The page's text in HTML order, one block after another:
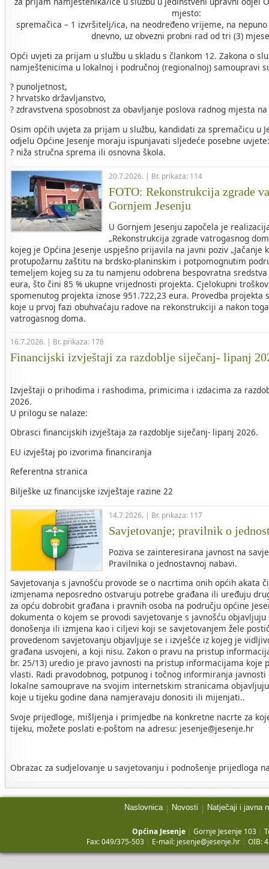
mjesto:
spremačica – 1 izvršitelj/ica, na neodređeno vrijeme, na
dnevno, uz obvezni probni rad od tri (3)
Opći uvjeti za prijam u službu u skladu s člankom 12. Zakona o
namještenicima u lokalnoj i područnoj (regionalnoj) samoupravi
? punoljetnost,
? hrvatsko državljanstvo,
? zdravstvena sposobnost za obavljanje poslova radnog mjesta
Osim općih uvjeta za prijam u službu, kandidati za spremačicu u
odjelu Općine Jesenje moraju ispunjavati sljedeće posebne uvjete:
? niža stručna sprema ili osnovna škola.
20.7.2026. | Br. prikaza: 114
FOTO: Rekonstrukcija zgrade
Gornjem Jesenju
U Gornjem Jesenju započela je
„Rekonstrukcija zgrade vatrogasnog
kojeg je Općina Jesenje uspješno prijavila na javni poziv „Jačanje
protupožarnu zaštitu na brdsko-planinskim i potpomognutim
temeljem kojeg su za tu namjenu odobrena bespovratna
eura, što čini 85 % ukupne vrijednosti projekta. Cjelokupni
spomenutog projekta iznose 951.722,23 eura. Provedba projekta
koje u prvoj fazi obuhvaćaju radove na rekonstrukciji a nakon
vatrogasnog doma.
16.7.2026. | Br. prikaza: 176
Financijski izvještaji za razdoblje siječanj- lipanj
Izvještaji o prihodima i rashodima, primicima i izdacima za
2026.
U prilogu se nalaze:
Obrasci financijskih izvještaja za razdoblje siječanj- lipanj 2026.
EU izvještaj po izvorima financiranja
Referentna stranica
Bilješke uz financijske izvještaje razine 22
14.7.2026. | Br. prikaza: 117
Savjetovanje; pravilnik o
Poziva se zainteresirana javnost na
Pravilnika o jednostavnoj nabavi.
Savjetovanja s javnošću provode se o nacrtima onih općih akata
izmjenama neposredno ostvaruju potrebe građana ili uređuju
za opću dobrobit građana i pravnih osoba na području općine
dokumenta o kojem se provodi savjetovanje s javnošću objavljuju
donošenja ili izmjena kao i ciljevi koji se savjetovanjem žele
provedenom savjetovanju objavljuje se i izvješće iz kojeg je
građana usvojeni, a koji nisu. Zakon o pravu na pristup
br. 25/13) uredio je pravo javnosti na pristup informacijama koje
vlasti. Radi pravodobnog, potpunog i točnog informiranja
lokalne samouprave na svojim internetskim stranicama
koje u tijeku godine dana namjeravaju donositi ili mijenjati..
Svoje prijedloge, mišljenja i primjedbe na konkretne nacrte za
tijeku, možete poslati e-poštom na adresu: jesenje@jesenje.hr
Obrazac za sudjelovanje u savjetovanju i podnošenje prijedloga
Naslovnica | Novosti | Natječaji i javna
Općina Jesenje | Gornje Jesenje 103 |
Fax: 049/375-503 | E-mail: jesenje@jesenje.hr | OIB: